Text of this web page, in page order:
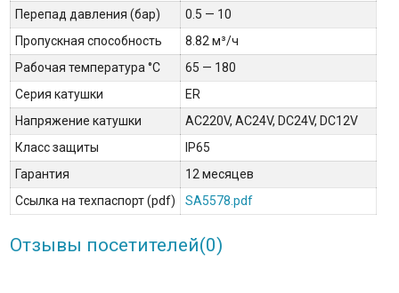
Перепад давления (бар)
0.5 — 10
Пропускная способность
8.82 м³/ч
Рабочая температура °С
65 — 180
Серия катушки
ER
Напряжение катушки
AC220V, AC24V, DC24V, DC12V
Класс защиты
IP65
Гарантия
12 месяцев
Ссылка на техпаспорт (pdf)
SA5578.pdf
Отзывы посетителей(0)